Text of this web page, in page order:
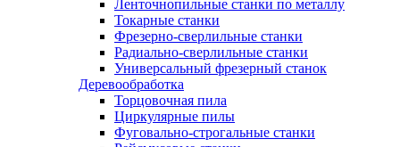
Ленточнопильные станки по металлу
Токарные станки
Фрезерно-сверлильные станки
Радиально-сверлильные станки
Универсальный фрезерный станок
Деревообработка
Торцовочная пила
Циркулярные пилы
Фуговально-строгальные станки